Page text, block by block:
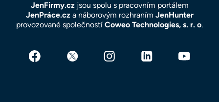
JenFirmy.czjsou spolu s pracovním portálem
JenPráce.cza náborovým rozhraním JenHunter
provozované společností Coweo Technologies, s. r. o.